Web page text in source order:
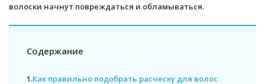
волоски начнут повреждаться и обламываться.
Содержание
1.Как правильно подобрать расческу для волос